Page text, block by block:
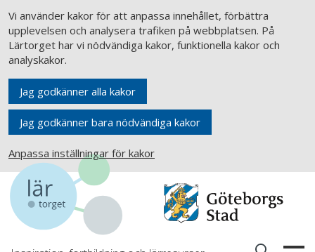
Vi använder kakor för att anpassa innehållet, förbättra
upplevelsen och analysera trafiken på webbplatsen. På
Lärtorget har vi nödvändiga kakor, funktionella kakor och
analyskakor.
Jag godkänner alla kakor
Jag godkänner bara nödvändiga kakor
Anpassa inställningar för kakor